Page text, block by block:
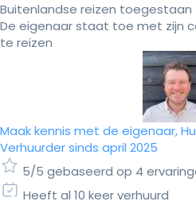
Buitenlandse reizen toegestaan
De eigenaar staat toe met zijn
te reizen
Maak kennis met de eigenaar,
Verhuurder sinds april 2025
5/5 gebaseerd op 4
Heeft al 10 keer verhuurd